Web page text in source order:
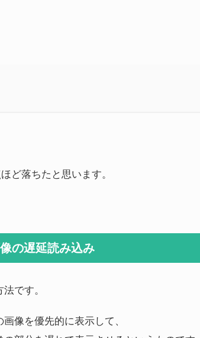
ど落ちたと思います。
の遅延読み込み
です。
像を優先的に表示して、